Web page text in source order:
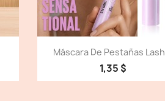
Vista detallada
Máscara De Pestañas
1,35 $